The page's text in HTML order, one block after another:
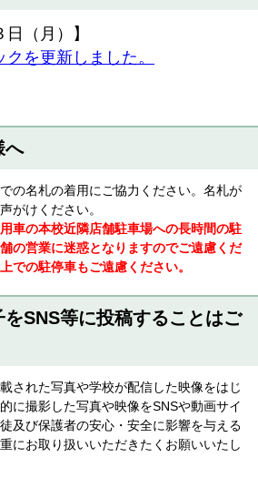
日（月）】
を更新しました。
へ
の名札の着用にご協力ください。名札が
がけください。
車の本校近隣店舗駐車場への長時間の駐
の営業に迷惑となりますのでご遠慮くだ
での駐停車もご遠慮ください。
SNS等に投稿することはご
された写真や学校が配信した映像をはじ
に撮影した写真や映像をSNSや動画サイ
及び保護者の安心・安全に影響を与える
にお取り扱いいただきたくお願いいたし